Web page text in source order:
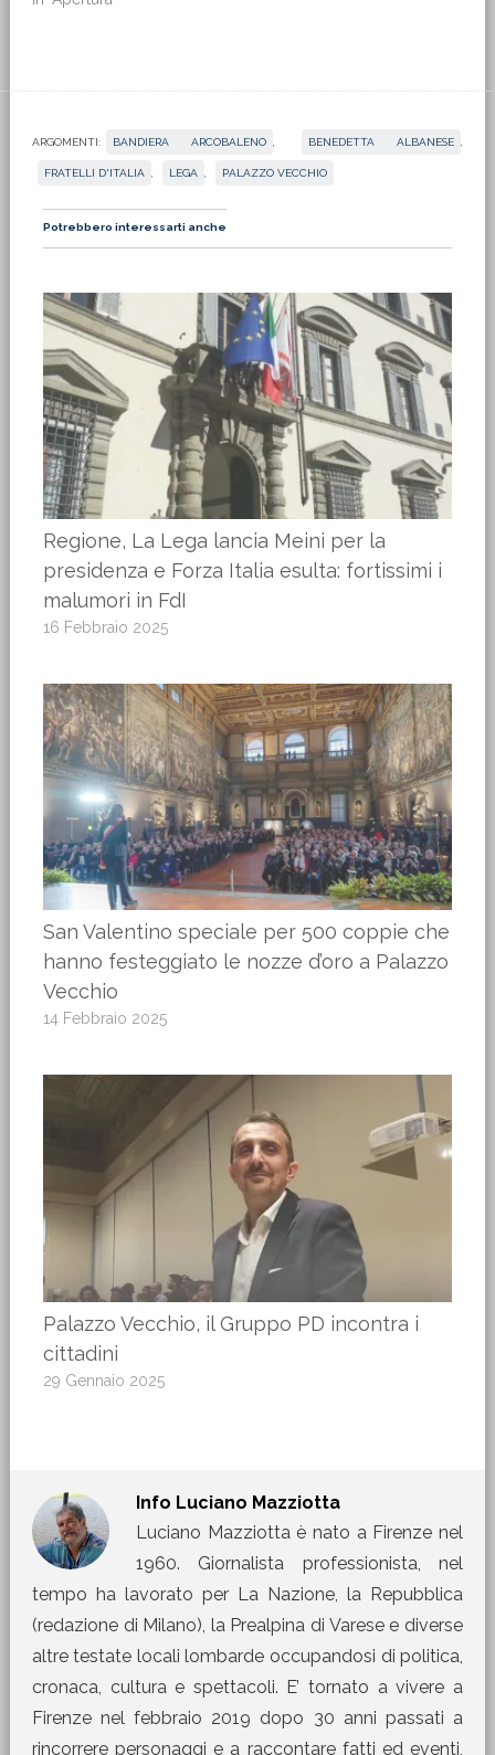
ARGOMENTI: BANDIERA ARCOBALENO BENEDETTA ALBANESE
FRATELLI D'ITALIA LEGA PALAZZO VECCHIO
Potrebbero interessarti anche
Regione, La Lega lancia Meini per la
presidenza e Forza Italia esulta: fortissimi i
malumori in FdI
16 Febbraio 2025
San Valentino speciale per 500 coppie che
hanno festeggiato le nozze d’oro a Palazzo
Vecchio
14 Febbraio 2025
Palazzo Vecchio, il Gruppo PD incontra i
cittadini
29 Gennaio 2025
Info Luciano Mazziotta
Luciano Mazziotta è nato a Firenze nel
1960. Giornalista professionista, nel
tempo ha lavorato per La Nazione, la Repubblica
(redazione di Milano), la Prealpina di Varese e diverse
altre testate locali lombarde occupandosi di politica,
cronaca, cultura e spettacoli. E’ tornato a vivere a
Firenze nel febbraio 2019 dopo 30 anni passati a
rincorrere personaggi e a raccontare fatti ed eventi,